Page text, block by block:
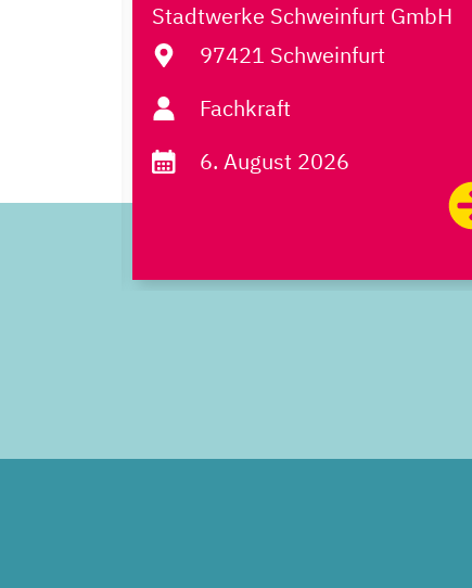
Stadtwerke Schweinfurt GmbH
97421 Schweinfurt
Fachkraft
6. August 2026